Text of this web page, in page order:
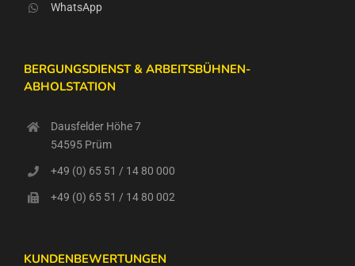
WhatsApp
BERGUNGSDIENST & ARBEITSBÜHNEN-
ABHOLSTATION
Dausfelder Höhe 7
54595 Prüm
+49 (0) 65 51 / 14 80 000
+49 (0) 65 51 / 14 80 002
KUNDENBEWERTUNGEN